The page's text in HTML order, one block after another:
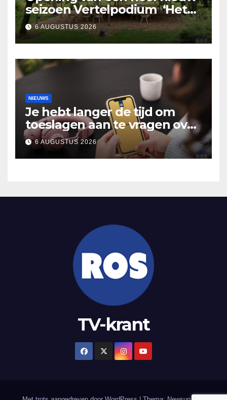
seizoen Vertelpodium ‘Het
Lopende Vuur’. Landelijke
verhalen in Bomentuin D’n
Hooidonk
6 AUGUSTUS 2026
NIEUWS
Je hebt langer de tijd om
toeslagen aan te vragen over
2025
6 AUGUSTUS 2026
TV-krant